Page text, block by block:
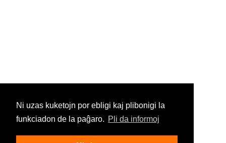
Ni uzas kuketojn por ebligi kaj plibonigi la
funkciadon de la paĝaro. Pli da informoj